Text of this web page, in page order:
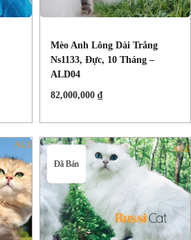
Mèo Anh Lông Dài Trắng
Ns1133, Đực, 10 Tháng –
ALD04
82,000,000 ₫
Đã Bán